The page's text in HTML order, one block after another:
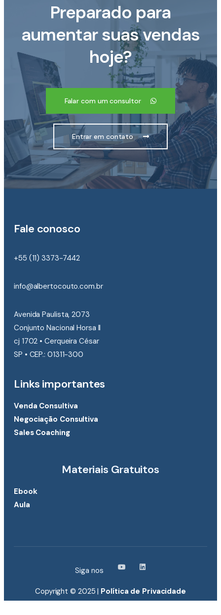
Preparado para
aumentar suas vendas
hoje?
Falar com um consultor
Entrar em contato
Fale conosco
+55 (11) 3373-7442
info@albertocouto.com.br
Avenida Paulista, 2073
Conjunto Nacional Horsa II
cj 1702 • Cerqueira César
SP • CEP.: 01311-300
Links importantes
Venda Consultiva
Negociação Consultiva
Sales Coaching
Materiais Gratuitos
Ebook
Aula
Copyright © 2025 | Política de Privacidade
Siga nos